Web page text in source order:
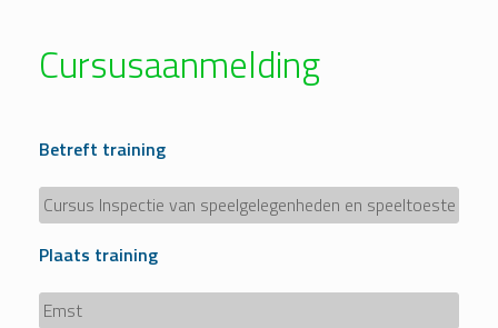
Cursusaanmelding
Betreft training
Plaats training